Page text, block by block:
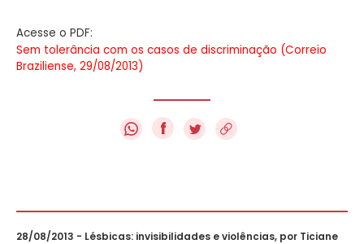
Acesse o PDF:
Sem tolerância com os casos de discriminação (Correio
Braziliense, 29/08/2013)
f
28/08/2013 - Lésbicas: invisibilidades e violências, por Ticiane